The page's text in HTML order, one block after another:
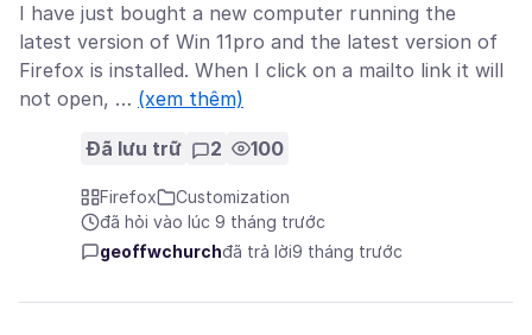
I have just bought a new computer running the
latest version of Win 11pro and the latest version of
Firefox is installed. When I click on a mailto link it will
not open, … (xem thêm)
Đã lưu trữ 2 100
Firefox
Customization
đã hỏi vào lúc 9 tháng trước
geoffwchurchđã trả lời9 tháng trước